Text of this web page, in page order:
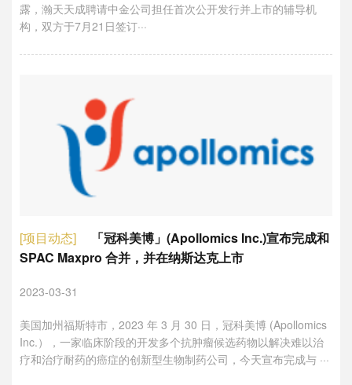
露，瀚天天成聘请中金公司担任首次公开发行并上市的辅导机
构，双方于7月21日签订···
[项目动态]
「冠科美博」(Apollomics Inc.)宣布完成和
SPAC Maxpro 合并，并在纳斯达克上市
2023-03-31
美国加州福斯特市，2023 年 3 月 30 日，冠科美博 (Apollomics
Inc.），一家临床阶段的开发多个抗肿瘤候选药物以解决难以治
疗和治疗耐药的癌症的创新型生物制药公司，今天宣布完成与 ···